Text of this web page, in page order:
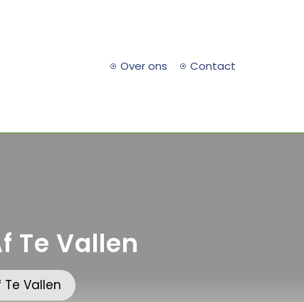
Over ons Contact
Te Vallen
Te Vallen